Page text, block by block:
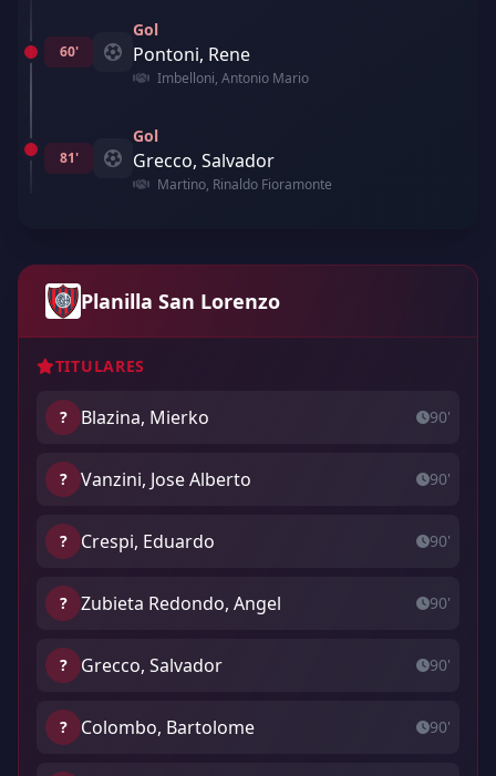
60'
Gol
Pontoni, Rene
Imbelloni, Antonio Mario
81'
Gol
Grecco, Salvador
Martino, Rinaldo Fioramonte
Planilla San Lorenzo
TITULARES
? Blazina, Mierko 90'
? Vanzini, Jose Alberto 90'
? Crespi, Eduardo 90'
? Zubieta Redondo, Angel 90'
? Grecco, Salvador 90'
? Colombo, Bartolome 90'